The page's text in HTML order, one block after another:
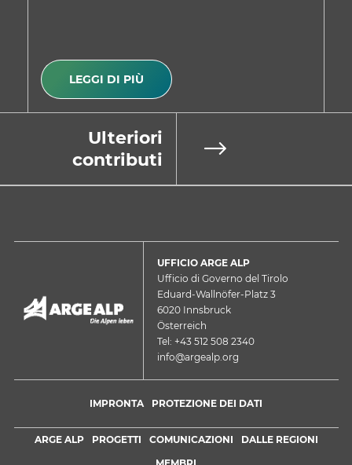
LEGGI DI PIÙ
Ulteriori
contributi
UFFICIO ARGE ALP
Ufficio di Governo del Tirolo
Eduard-Wallnöfer-Platz 3
6020 Innsbruck
Österreich
Tel: +43 512 508 2340
info@argealp.org
IMPRONTA PROTEZIONE DEI DATI
ARGE ALP PROGETTI COMUNICAZIONI
DALLE REGIONI